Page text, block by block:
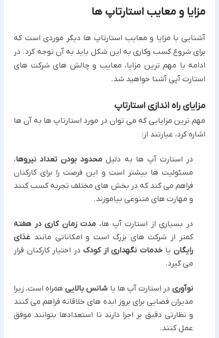
مزایا و معایب استارتاپ ها
آشنایی با مزایا و معایب استارتاپ ها دیگر موردی است که
برای شروع کسب وکاری به این شکل باید به آن توجه کرد. در
ادامه با مهم ترین مزایا، معایب و چالش های شرکت های
استارت آپی آشنا خواهید شد.
مزایای راه اندازی استارتاپ
مهم ترین مزایایی که می توان در مورد استارتاپ ها به آن ها
اشاره کرد، عبارتند از:
در استارت آپ ها به دلیل محدود بودن تعداد نیروها،
مسئولیت ها بیشتر است و این فرصت را برای کارکنان
فراهم می کند که در بخش های مختلف تجربه کسب کنند
و مهارت های متنوعی بیاموزند.
در بسیاری از استارت آپ ها، مدت زمان کاری در هفته
کمتر از شرکت های بزرگ است و امکاناتی مانند غذای
رایگانیاخدمات نگهداری از کودکدر اختیار کارکنان قرار
می گیرد.
نوآوری در استارت آپ ها با شانس بالاییهمراه است، زیرا
مدیران فضایی برای بروز ایده های خلاقانه فراهم می کنند
و نظارتی دقیق بر اجرا دارند تا استعدادها بتوانند موفق
عمل کنند.